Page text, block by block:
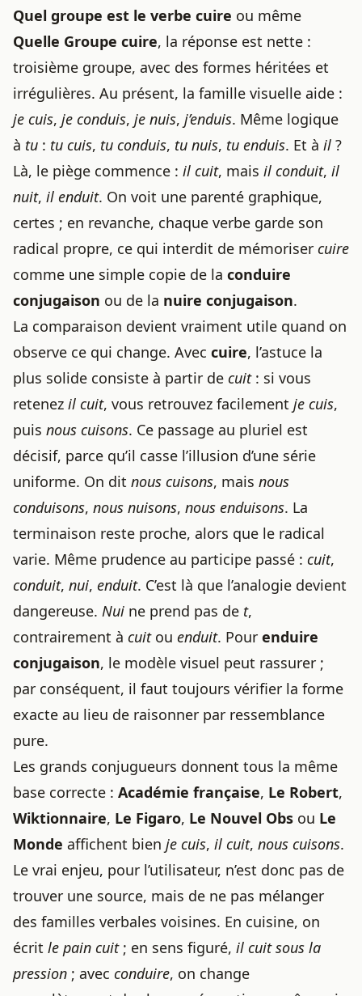
Quel groupe est le verbe cuire ou même
Quelle Groupe cuire, la réponse est nette :
troisième groupe, avec des formes héritées et
irrégulières. Au présent, la famille visuelle aide :
je cuis, je conduis, je nuis, j’enduis. Même logique
à tu : tu cuis, tu conduis, tu nuis, tu enduis. Et à il ?
Là, le piège commence : il cuit, mais il conduit, il
nuit, il enduit. On voit une parenté graphique,
certes ; en revanche, chaque verbe garde son
radical propre, ce qui interdit de mémoriser cuire
comme une simple copie de la conduire
conjugaison ou de la nuire conjugaison.
La comparaison devient vraiment utile quand on
observe ce qui change. Avec cuire, l’astuce la
plus solide consiste à partir de cuit: si vous
retenez il cuit, vous retrouvez facilement je cuis,
puis nous cuisons. Ce passage au pluriel est
décisif, parce qu’il casse l’illusion d’une série
uniforme. On dit nous cuisons, mais nous
conduisons, nous nuisons, nous enduisons. La
terminaison reste proche, alors que le radical
varie. Même prudence au participe passé : cuit,
conduit, nui, enduit. C’est là que l’analogie devient
dangereuse. Nui ne prend pas de t,
contrairement à cuitou enduit. Pour enduire
conjugaison, le modèle visuel peut rassurer ;
par conséquent, il faut toujours vérifier la forme
exacte au lieu de raisonner par ressemblance
pure.
Les grands conjugueurs donnent tous la même
base correcte : Académie française, Le Robert,
Wiktionnaire, Le Figaro, Le Nouvel Obs ou Le
Monde affichent bien je cuis, il cuit, nous cuisons.
Le vrai enjeu, pour l’utilisateur, n’est donc pas de
trouver une source, mais de ne pas mélanger
des familles verbales voisines. En cuisine, on
écrit le pain cuit; en sens figuré, il cuit sous la
pression ; avec conduire, on change